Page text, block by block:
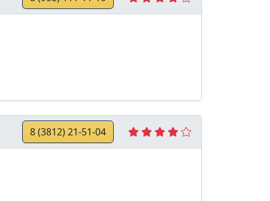
8 (3812) 21-51-04